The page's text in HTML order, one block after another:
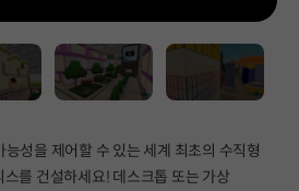
능성을 제어할 수 있는 세계 최초의 수직형
를 건설하세요! 데스크톱 또는 가상